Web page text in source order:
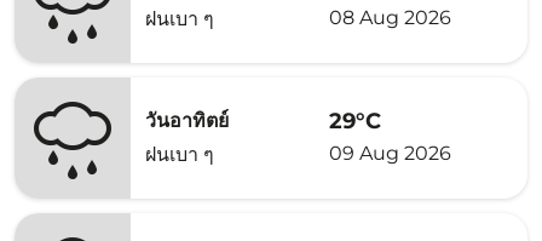
ฝนเบา ๆ
08 Aug 2026
วันอาทิตย์
ฝนเบา ๆ
29°C
09 Aug 2026